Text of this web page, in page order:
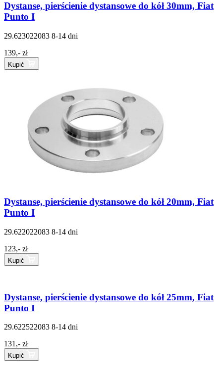
Dystanse, pierścienie dystansowe do kół 30mm, Fiat
Punto I
29.623022083 8-14 dni
139,- zł
Kupić
Dystanse, pierścienie dystansowe do kół 20mm, Fiat
Punto I
29.622022083 8-14 dni
123,- zł
Kupić
Dystanse, pierścienie dystansowe do kół 25mm, Fiat
Punto I
29.622522083 8-14 dni
131,- zł
Kupić